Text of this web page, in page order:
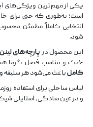
یکی از مهم‌ترین ویژگی‌های
است؛ به‌طوری که حتی برای
انتخابی کاملاً مطمئن
شود.
این محصول درپارچه‌های
خنک و مناسب فصل گرما
کاملباعث می‌شود هر سلیقه و
لباس ساحلی برای استفاده
و در عین سادگی، استایلی